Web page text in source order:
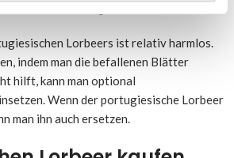
sich mit der Zeit gelbbraun verfärben.
Lorbeers ist relativ harmlos.
indem man die befallenen Blätter
hilft, kann man optional
Wenn der portugiesische Lorbeer
man ihn auch ersetzen.